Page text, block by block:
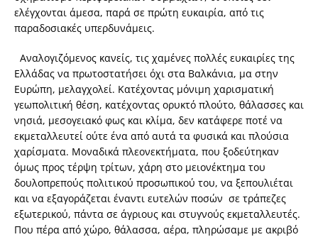
ελέγχονται άμεσα, παρά σε πρώτη ευκαιρία, από τις
παραδοσιακές υπερδυνάμεις.
Αναλογιζόμενος κανείς, τις χαμένες πολλές ευκαιρίες της
Ελλάδας να πρωτοστατήσει όχι στα Βαλκάνια, μα στην
Ευρώπη, μελαγχολεί. Κατέχοντας μόνιμη χαρισματική
γεωπολιτική θέση, κατέχοντας ορυκτό πλούτο, θάλασσες και
νησιά, μεσογειακό φως και κλίμα, δεν κατάφερε ποτέ να
εκμεταλλευτεί ούτε ένα από αυτά τα φυσικά και πλούσια
χαρίσματα. Μοναδικά πλεονεκτήματα, που ξοδεύτηκαν
όμως προς τέρψη τρίτων, χάρη στο μειονέκτημα του
δουλοπρεπούς πολιτικού προσωπικού του, να ξεπουλιέται
και να εξαγοράζεται έναντι ευτελών ποσών σε τράπεζες
εξωτερικού, πάντα σε άγριους και στυγνούς εκμεταλλευτές.
Που πέρα από χώρο, θάλασσα, αέρα, πληρώσαμε με ακριβό